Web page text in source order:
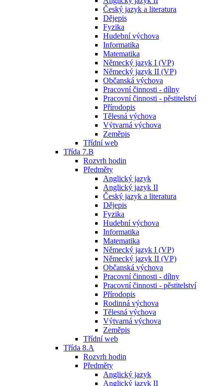
Český jazyk a literatura
Dějepis
Fyzika
Hudební výchova
Informatika
Matematika
Německý jazyk I (VP)
Německý jazyk II (VP)
Občanská výchova
Pracovní činnosti - dílny
Pracovní činnosti - pěstitelství
Přírodopis
Tělesná výchova
Výtvarná výchova
Zeměpis
Třídní web
Třída 7.B
Rozvrh hodin
Předměty
Anglický jazyk
Anglický jazyk II
Český jazyk a literatura
Dějepis
Fyzika
Hudební výchova
Informatika
Matematika
Německý jazyk I (VP)
Německý jazyk II (VP)
Občanská výchova
Pracovní činnosti - dílny
Pracovní činnosti - pěstitelství
Přírodopis
Rodinná výchova
Tělesná výchova
Výtvarná výchova
Zeměpis
Třídní web
Třída 8.A
Rozvrh hodin
Předměty
Anglický jazyk
Anglický jazyk II